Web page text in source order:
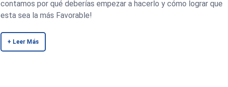
contamos por qué deberías empezar a hacerlo y cómo lograr que
esta sea la más Favorable!
+ Leer Más